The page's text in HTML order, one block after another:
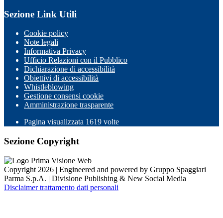
Sezione Link Utili
Cookie policy
Note legali
Informativa Privacy
Ufficio Relazioni con il Pubblico
Dichiarazione di accessibilità
Obiettivi di accessibilità
Whistleblowing
Gestione consensi cookie
Amministrazione trasparente
Pagina visualizzata 1619 volte
Sezione Copyright
Copyright 2026 | Engineered and powered by Gruppo Spaggiari
Parma S.p.A. | Divisione Publishing & New Social Media
Disclaimer trattamento dati personali